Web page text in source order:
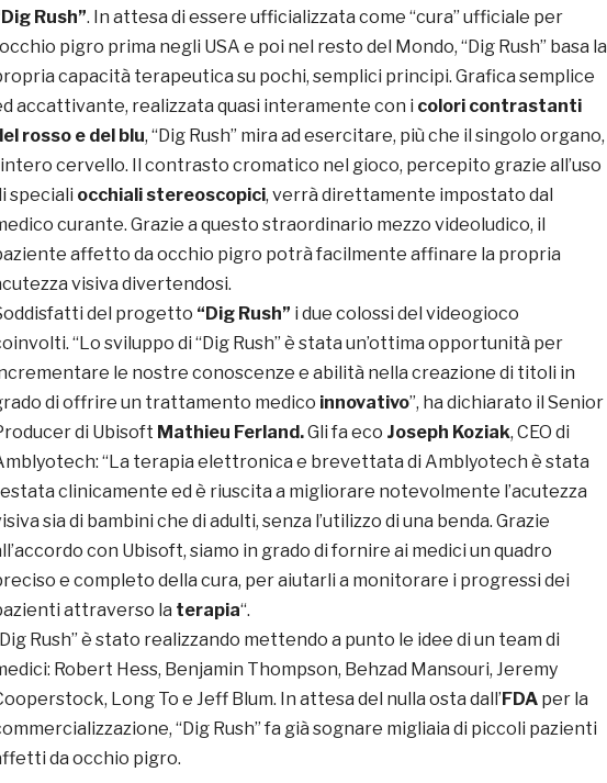
Rush”. In attesa di essere ufficializzata come “cura” ufficiale per
pigro prima negli USA e poi nel resto del Mondo, “Dig Rush” basa la
capacità terapeutica su pochi, semplici principi. Grafica semplice
accattivante, realizzata quasi interamente con i colori contrastanti
rosso e del blu, “Dig Rush” mira ad esercitare, più che il singolo organo,
cervello. Il contrasto cromatico nel gioco, percepito grazie all’uso
speciali occhiali stereoscopici, verrà direttamente impostato dal
curante. Grazie a questo straordinario mezzo videoludico, il
affetto da occhio pigro potrà facilmente affinare la propria
visiva divertendosi.
del progetto “Dig Rush” i due colossi del videogioco
“Lo sviluppo di “Dig Rush” è stata un’ottima opportunità per
le nostre conoscenze e abilità nella creazione di titoli in
di offrire un trattamento medico innovativo”, ha dichiarato il Senior
di Ubisoft Mathieu Ferland.Gli fa eco Joseph Koziak, CEO di
“La terapia elettronica e brevettata di Amblyotech è stata
clinicamente ed è riuscita a migliorare notevolmente l’acutezza
sia di bambini che di adulti, senza l’utilizzo di una benda. Grazie
con Ubisoft, siamo in grado di fornire ai medici un quadro
e completo della cura, per aiutarli a monitorare i progressi dei
attraverso la terapia“.
Rush” è stato realizzando mettendo a punto le idee di un team di
Robert Hess, Benjamin Thompson, Behzad Mansouri, Jeremy
Long To e Jeff Blum. In attesa del nulla osta dall’FDA per la
“Dig Rush” fa già sognare migliaia di piccoli pazienti
da occhio pigro.